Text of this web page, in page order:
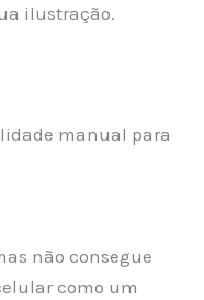
ilustração.
manual para
não consegue
como um